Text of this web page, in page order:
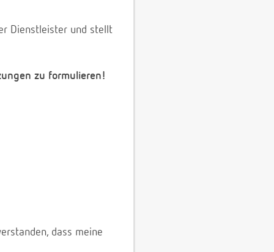
Dienstleister und stellt
zu formulieren!
dass meine